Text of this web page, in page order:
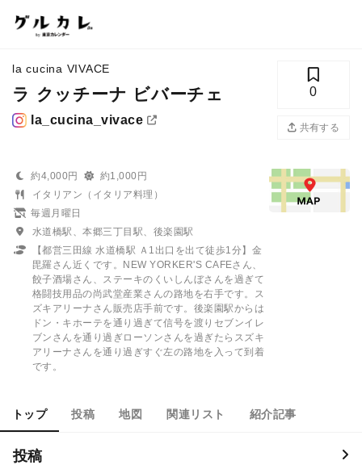
la cucina VIVACE
ラ クッチーナ ビバーチェ
la_cucina_vivace
0
共有する
約4,000円
約1,000円
イタリアン（イタリア料理）
毎週月曜日
水道橋駅、本郷三丁目駅、後楽園駅
【都営三田線 水道橋駅 Ａ1出口を出て徒歩1分】金
毘羅さん近くです。NEW YORKER'S CAFEさん、
餃子酒場さん、ステーキのくいしんぼさんを過ぎて
格闘技用品の尚武堂産業さんの路地を右手です。ス
ズキアリーナさん販売店手前です。後楽園駅からは
ドン・キホーテを通り過ぎて信号を渡りセブンイレ
ブンさんを通り過ぎローソンさんを過ぎたらスズキ
アリーナさんを通り過ぎすぐ左の路地を入って到着
です。
トップ 投稿 地図 関連リスト 紹介記事
投稿